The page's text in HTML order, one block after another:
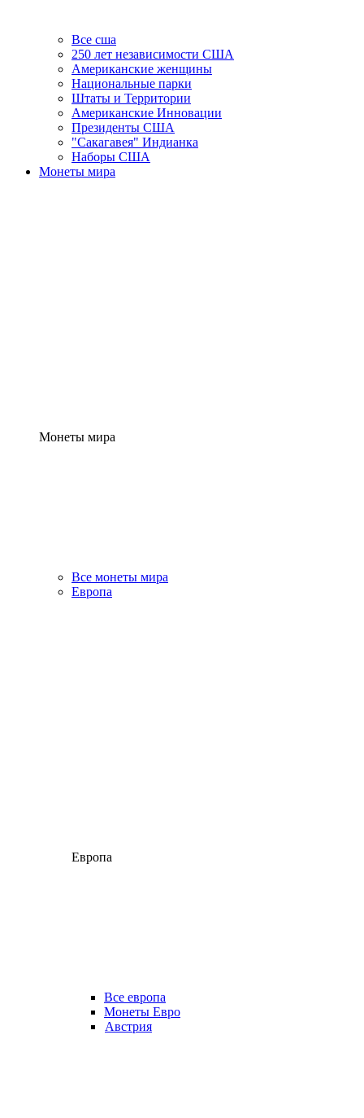
Все сша
250 лет независимости США
Американские женщины
Национальные парки
Штаты и Территории
Американские Инновации
Президенты США
"Сакагавея" Индианка
Наборы США
Монеты мира
Монеты мира
Все монеты мира
Европа
Европа
Все европа
Монеты Евро
Австрия